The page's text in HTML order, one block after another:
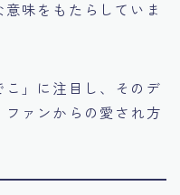
味をもたらしていま
」に注目し、そのデ
ァンからの愛され方